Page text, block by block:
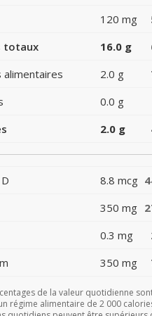
120 mg
totaux
16.0 g
alimentaires
2.0 g
0.0 g
2.0 g
8.8 mcg
350 mg
0.3 mg
350 mg
de la valeur quotidienne
régime alimentaire de 2 000